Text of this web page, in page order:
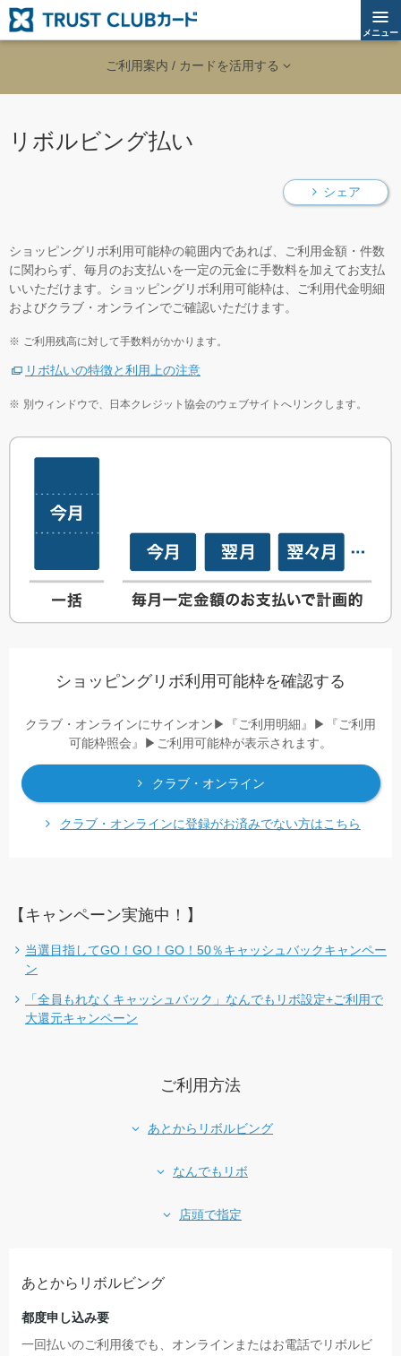
メニュー
ご利用案内 / カードを活用する
リボルビング払い
シェア
ショッピングリボ利用可能枠の範囲内であれば、ご利用金額・件数
に関わらず、毎月のお支払いを一定の元金に手数料を加えてお支払
いいただけます。ショッピングリボ利用可能枠は、ご利用代金明細
およびクラブ・オンラインでご確認いただけます。
ご利用残高に対して手数料がかかります。
リボ払いの特徴と利用上の注意
別ウィンドウで、日本クレジット協会のウェブサイトへリンクします。
ショッピングリボ利用可能枠を確認する
クラブ・オンラインにサインオン▶『ご利用明細』▶『ご利用
可能枠照会』▶ご利用可能枠が表示されます。
クラブ・オンライン
クラブ・オンラインに登録がお済みでない方はこちら
【キャンペーン実施中！】
当選目指してGO！GO！GO！50％キャッシュバックキャンペー
ン
「全員もれなくキャッシュバック」なんでもリボ設定+ご利用で
大還元キャンペーン
ご利用方法
あとからリボルビング
なんでもリボ
店頭で指定
あとからリボルビング
都度申し込み要
一回払いのご利用後でも、オンラインまたはお電話でリボルビ